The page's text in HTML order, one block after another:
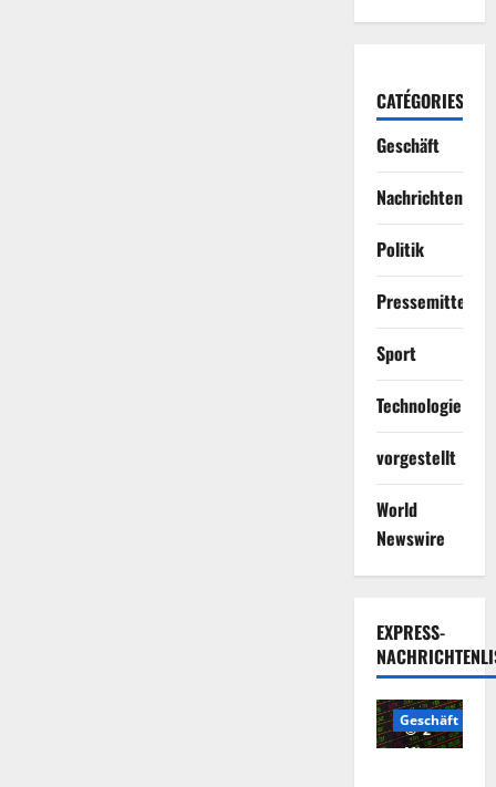
CATÉGORIES
Geschäft
Nachrichten
Politik
Sport
Technologie
vorgestellt
World
Newswire
EXPRESS-
2
Minuten
Geschäft